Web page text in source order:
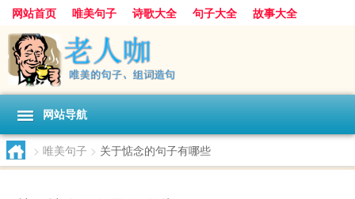
网站首页 唯美句子 诗歌大全 句子大全
故事大全
人生感悟
其他美文 美文欣赏
感人故事
句子分类
网站导航
> 唯美句子 > 关于惦念的句子有哪些